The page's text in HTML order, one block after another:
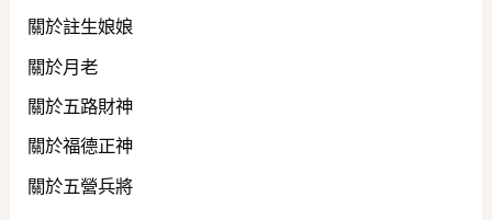
關於註生娘娘
關於月老
關於五路財神
關於福德正神
關於五營兵將